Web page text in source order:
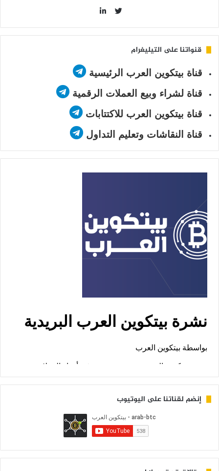
قنواتنا على التيليغرام
قناة بيتكوين العرب الرئيسية
قناة لشراء وبيع العملات الرقمية
قناة بيتكوين العرب للاكتتابات
قناة النقاشات وتعليم التداول
إنضم لقناتنا على اليوتيوب